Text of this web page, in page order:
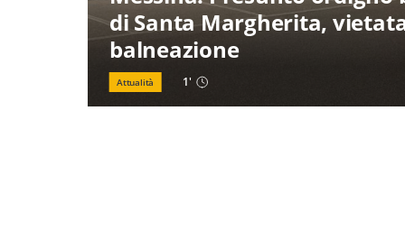
di Santa Margherita,
balneazione
Attualità 1'